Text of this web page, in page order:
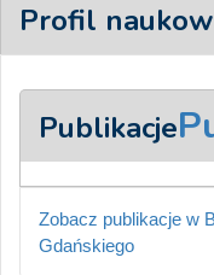
Profil
Publikacje
Zobacz publikacje w
Gdańskiego